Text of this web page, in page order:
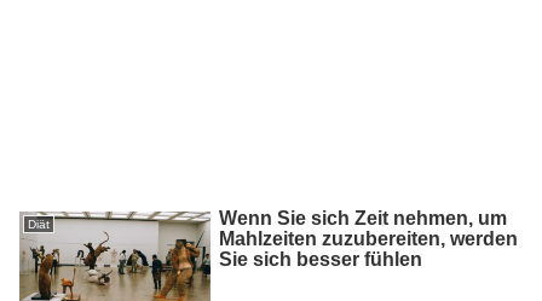
Diät
Wenn Sie sich Zeit nehmen, um
Mahlzeiten zuzubereiten, werden
Sie sich besser fühlen